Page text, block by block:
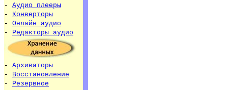
- Аудио плееры
- Конверторы
- Онлайн аудио
- Редакторы аудио
- Архиваторы
- Восстановление
- Резервное